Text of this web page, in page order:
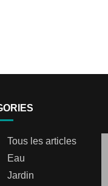
Tous les articles
Eau
Jardin